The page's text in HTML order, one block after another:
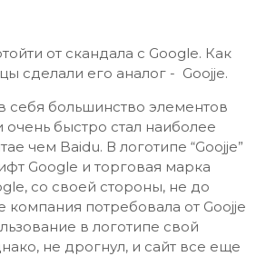
от скандала с Google. Как
сделали его аналог - Goojje.
себя большинство элементов
очень быстро стал наиболее
чем Baidu. В логотипе “Goojje”
Google и торговая марка
со своей стороны, не до
компания потребовала от Goojje
в логотипе свой
не дрогнул, и сайт все еще